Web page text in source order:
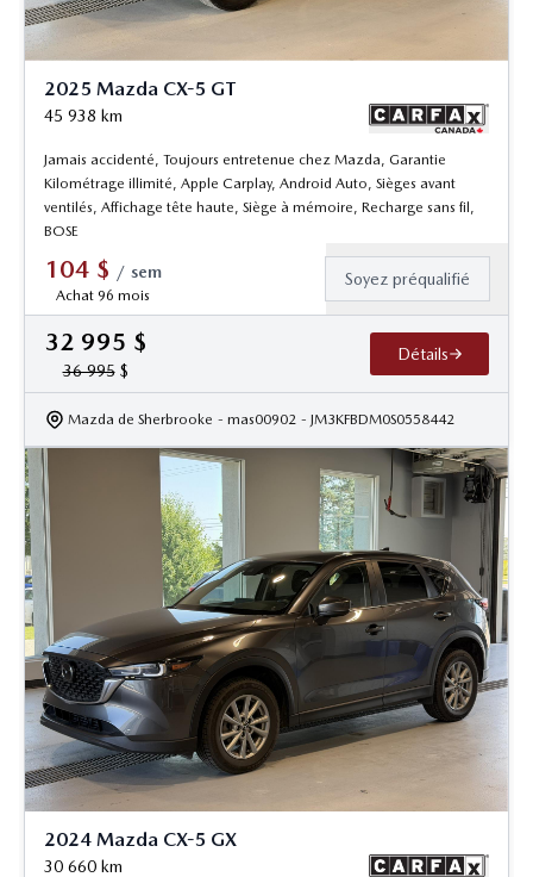
2025 Mazda CX-5 GT
45 938 km
Jamais accidenté, Toujours entretenue chez Mazda, Garantie
Kilométrage illimité, Apple Carplay, Android Auto, Sièges avant
ventilés, Affichage tête haute, Siège à mémoire, Recharge sans fil,
BOSE
104 $ / sem
Achat 96 mois
Soyez préqualifié
32 995 $
36 995$
Détails
Mazda de Sherbrooke - mas00902 - JM3KFBDM0S0558442
2024 Mazda CX-5 GX
30 660 km